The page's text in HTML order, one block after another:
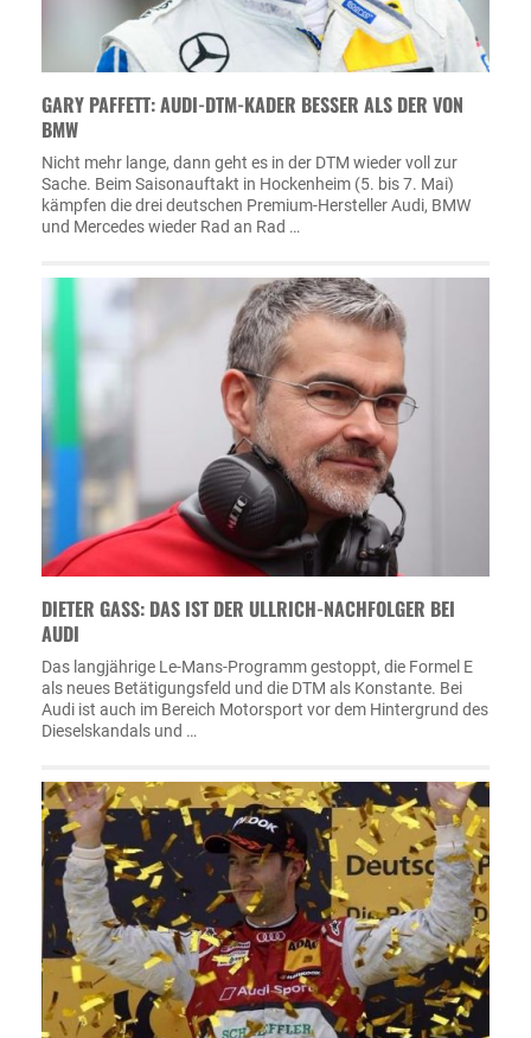
GARY PAFFETT: AUDI-DTM-KADER BESSER ALS DER VON
BMW
Nicht mehr lange, dann geht es in der DTM wieder voll zur
Sache. Beim Saisonauftakt in Hockenheim (5. bis 7. Mai)
kämpfen die drei deutschen Premium-Hersteller Audi, BMW
und Mercedes wieder Rad an Rad …
DIETER GASS: DAS IST DER ULLRICH-NACHFOLGER BEI
AUDI
Das langjährige Le-Mans-Programm gestoppt, die Formel E
als neues Betätigungsfeld und die DTM als Konstante. Bei
Audi ist auch im Bereich Motorsport vor dem Hintergrund des
Dieselskandals und …